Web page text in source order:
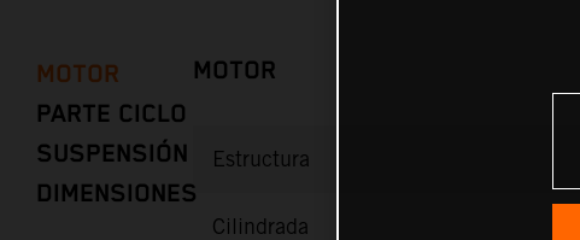
MOTOR
PARTE CICLO
SUSPENSIÓN
DIMENSIONES
MOTOR
Estructura
Cilindrada